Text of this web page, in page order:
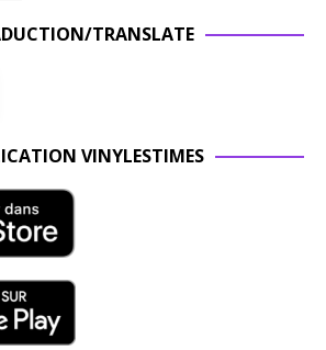
TRANSLATE
VINYLESTIMES